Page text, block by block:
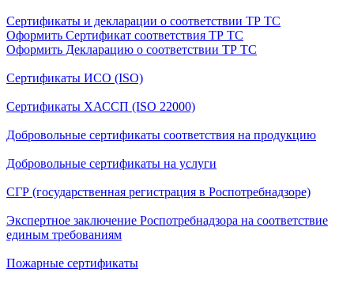
Сертификаты и декларации о соответствии ТР ТС
Оформить Сертификат соответствия ТР ТС
Оформить Декларацию о соответствии ТР ТС
Сертификаты ИСО (ISO)
Сертификаты ХАССП (ISO 22000)
Добровольные сертификаты соответствия на продукцию
Добровольные сертификаты на услуги
СГР (государственная регистрация в Роспотребнадзоре)
Экспертное заключение Роспотребнадзора на соответствие
единым требованиям
Пожарные сертификаты